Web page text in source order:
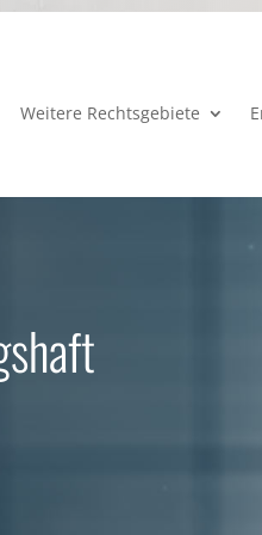
Weitere Rechtsgebiete